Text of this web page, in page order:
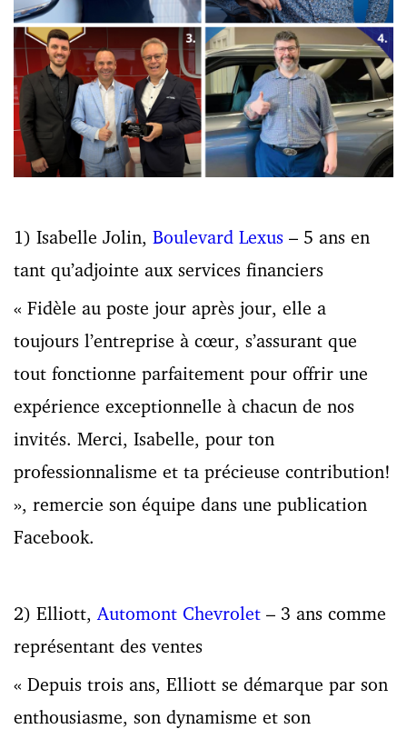
1) Isabelle Jolin, Boulevard Lexus – 5 ans en
tant qu’adjointe aux services financiers
« Fidèle au poste jour après jour, elle a
toujours l’entreprise à cœur, s’assurant que
tout fonctionne parfaitement pour offrir une
expérience exceptionnelle à chacun de nos
invités. Merci, Isabelle, pour ton
professionnalisme et ta précieuse contribution!
», remercie son équipe dans une publication
Facebook.
2) Elliott, Automont Chevrolet – 3 ans comme
représentant des ventes
« Depuis trois ans, Elliott se démarque par son
enthousiasme, son dynamisme et son